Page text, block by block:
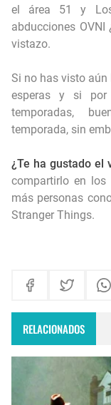
el área 51
y
abducciones OVNI
vistazo.
Si no has visto aún
esperas y si
temporadas,
temporada, sin
¿Te ha gustado el
compartirlo en los
más personas
Stranger Things.
RELACIONADOS